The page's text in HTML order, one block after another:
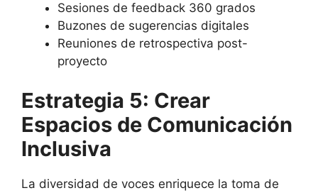
Sesiones de feedback 360 grados
Buzones de sugerencias digitales
Reuniones de retrospectiva post-
proyecto
Estrategia 5: Crear
Espacios de Comunicación
Inclusiva
La diversidad de voces enriquece la toma de